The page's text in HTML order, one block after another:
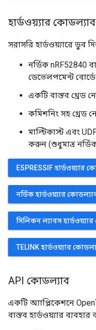
হার্ডওয়্যার কোডল্যাব
সরাসরি হার্ডওয়্যারে ডুব
নর্ডিক nRF52840
ডেভেলপমেন্ট বোর্ডে
একটি বাস্তব থ্রেড
কমিশনিং সহ থ্রেড
মাল্টিকাস্ট এবং
করুন (শুধুমাত্র
ESPRESSIF হার্ডওয়্যার
নর্ডিক হার্ডওয়্যার
সিলিকন ল্যাবস
TELINK হার্ডওয়্যার
API কোডল্যাব
একটি অ্যাপ্লিকেশনে
বাস্তব হার্ডওয়্যার